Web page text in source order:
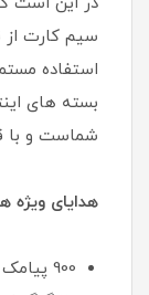
سیم کارت از
استفاده
بسته های
شماست و با
هدایای ویژه
900 پیامک رایگان